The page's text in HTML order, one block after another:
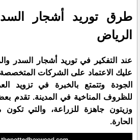
طرق توريد أشجار
الرياض
عند التفكير في توريد أشجار السدر
عليك الاعتماد على الشركات المتخصصة
الجودة وتتمتع بالخبرة في تزويد
للظروف المناخية في المدينة. تقدم
وزيتون جاهزة للزراعة، والتي تكون
الحارة.